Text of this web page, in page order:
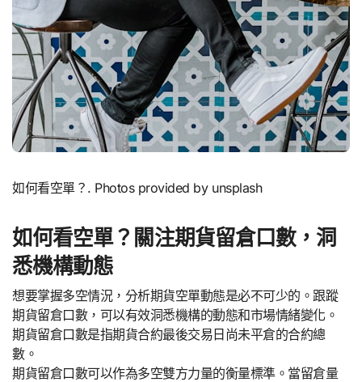
如何看空單？. Photos provided by unsplash
如何看空單？關注期貨留倉口數，洞
悉機構動態
想要掌握多空情況，分析期貨空單動態是必不可少的。跟蹤
期貨留倉口數，可以有效洞悉機構的動態和市場情緒變化。
期貨留倉口數是指期貨合約最後交易日尚未平倉的合約總
數。
期貨留倉口數可以作為多空雙方力量的衡量標準。當留倉量